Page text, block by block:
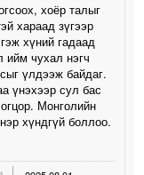
хоёр талыг
хараад зүгээр
хүний гадаад
ийм чухал нэгч
үлдээж байдаг.
үнэхээр сул бас
Монголийн
хүндгүй боллоо.